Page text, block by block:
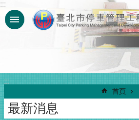
跳到主要內容區塊
:::
:::
首頁
最新消息